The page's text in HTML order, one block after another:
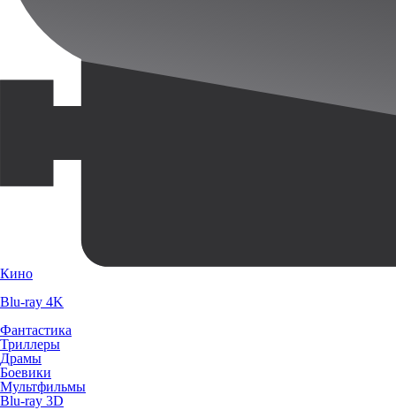
Кино
Blu-ray 4K
Фантастика
Триллеры
Драмы
Боевики
Мультфильмы
Blu-ray 3D